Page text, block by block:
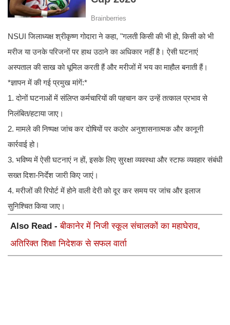
NSUI जिलाध्यक्ष श्रीकृष्ण गोदारा ने कहा, "गलती किसी की भी हो, किसी को भी
मरीज या उनके परिजनों पर हाथ उठाने का अधिकार नहीं है। ऐसी घटनाएं
अस्पताल की साख को धूमिल करती हैं और मरीजों में भय का माहौल बनाती हैं।
*ज्ञापन में की गई प्रमुख मांगें:*
1. दोनों घटनाओं में संलिप्त कर्मचारियों की पहचान कर उन्हें तत्काल प्रभाव से
निलंबित/हटाया जाए।
2. मामले की निष्पक्ष जांच कर दोषियों पर कठोर अनुशासनात्मक और कानूनी
कार्रवाई हो।
3. भविष्य में ऐसी घटनाएं न हों, इसके लिए सुरक्षा व्यवस्था और स्टाफ व्यवहार संबंधी
सख्त दिशा-निर्देश जारी किए जाएं।
4. मरीजों की रिपोर्ट में होने वाली देरी को दूर कर समय पर जांच और इलाज
सुनिश्चित किया जाए।
Also Read -बीकानेर में निजी स्कूल संचालकों का महाघेराव,
अतिरिक्त शिक्षा निदेशक से सफल वार्ता